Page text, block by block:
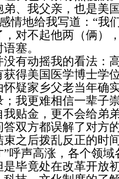
、我父亲，也是美
地给我写道：“我
对不起他两（俩）
塞。
动摇我的看法：
获得美国医学博士学
家乡父老当年确
；我更难相信一辈子
贴金，更不会给弟
答双方都误解了对方
后拨乱反正的时间
呼声高涨，各个领
是毕竟处在改革开放